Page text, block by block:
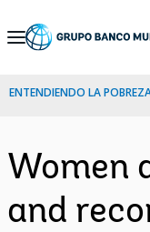
Skip
Navigation
ENTENDIENDO LA
Women
and